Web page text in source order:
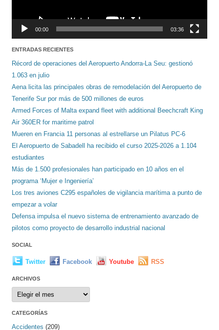
00:00 03:36
ENTRADAS RECIENTES
Récord de operaciones del Aeropuerto Andorra-La Seu: gestionó
1.063 en julio
Aena licita las principales obras de remodelación del Aeropuerto de
Tenerife Sur por más de 500 millones de euros
Armed Forces of Malta expand fleet with additional Beechcraft King
Air 360ER for maritime patrol
Mueren en Francia 11 personas al estrellarse un Pilatus PC-6
El Aeropuerto de Sabadell ha recibido el curso 2025-2026 a 1.104
estudiantes
Más de 1.500 profesionales han participado en 10 años en el
programa ‘Mujer e Ingeniería’
Los tres aviones C295 españoles de vigilancia marítima a punto de
empezar a volar
Defensa impulsa el nuevo sistema de entrenamiento avanzado de
pilotos como proyecto de desarrollo industrial nacional
SOCIAL
Twitter Facebook Youtube RSS
ARCHIVOS
Archivos
CATEGORÍAS
Accidentes (209)